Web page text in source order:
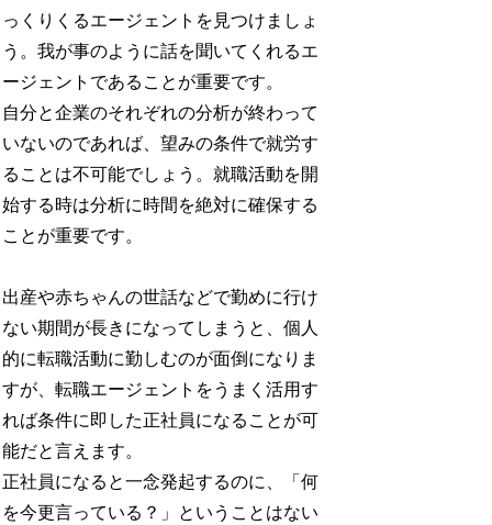
っくりくるエージェントを見つけましょ
う。我が事のように話を聞いてくれるエ
ージェントであることが重要です。
自分と企業のそれぞれの分析が終わって
いないのであれば、望みの条件で就労す
ることは不可能でしょう。就職活動を開
始する時は分析に時間を絶対に確保する
ことが重要です。
出産や赤ちゃんの世話などで勤めに行け
ない期間が長きになってしまうと、個人
的に転職活動に勤しむのが面倒になりま
すが、転職エージェントをうまく活用す
れば条件に即した正社員になることが可
能だと言えます。
正社員になると一念発起するのに、「何
を今更言っている？」ということはない